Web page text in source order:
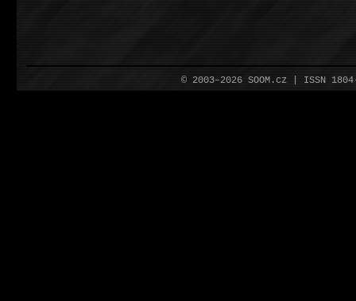
© 2003–2026 SOOM.cz | ISSN